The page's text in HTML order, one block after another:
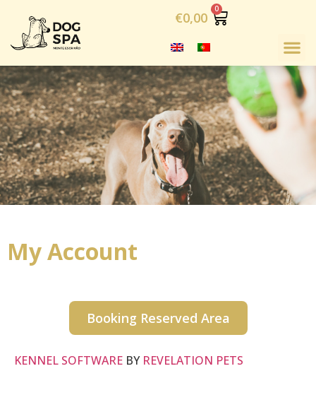
€0,00
My Account
Booking Reserved Area
KENNEL SOFTWARE BY REVELATION PETS